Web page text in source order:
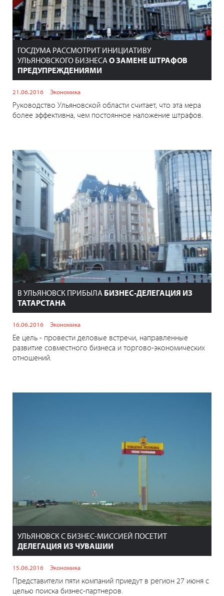
ГОСДУМА РАССМОТРИТ ИНИЦИАТИВУ
УЛЬЯНОВСКОГО БИЗНЕСАО ЗАМЕНЕ ШТРАФОВ
ПРЕДУПРЕЖДЕНИЯМИ
21.06.2016 Экономика
Руководство Ульяновской области считает, что эта мера
более эффективна, чем постоянное наложение штрафов.
В УЛЬЯНОВСК ПРИБЫЛА БИЗНЕС-ДЕЛЕГАЦИЯ ИЗ
ТАТАРСТАНА
16.06.2016 Экономика
Ее цель - провести деловые встречи, направленные
развитие совместного бизнеса и торгово-экономических
отношений.
УЛЬЯНОВСК С БИЗНЕС-МИССИЕЙ ПОСЕТИТ
ДЕЛЕГАЦИЯ ИЗ ЧУВАШИИ
15.06.2016 Экономика
Представители пяти компаний приедут в регион 27 июня с
целью поиска бизнес-партнеров.